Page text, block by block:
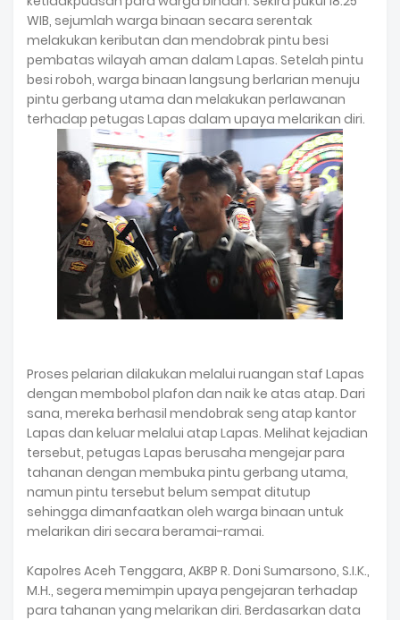
WIB, sejumlah warga binaan secara serentak
melakukan keributan dan mendobrak pintu besi
pembatas wilayah aman dalam Lapas. Setelah pintu
besi roboh, warga binaan langsung berlarian menuju
pintu gerbang utama dan melakukan perlawanan
terhadap petugas Lapas dalam upaya melarikan diri.
Proses pelarian dilakukan melalui ruangan staf Lapas
dengan membobol plafon dan naik ke atas atap. Dari
sana, mereka berhasil mendobrak seng atap kantor
Lapas dan keluar melalui atap Lapas. Melihat kejadian
tersebut, petugas Lapas berusaha mengejar para
tahanan dengan membuka pintu gerbang utama,
namun pintu tersebut belum sempat ditutup
sehingga dimanfaatkan oleh warga binaan untuk
melarikan diri secara beramai-ramai.
Kapolres Aceh Tenggara, AKBP R. Doni Sumarsono, S.I.K.,
M.H., segera memimpin upaya pengejaran terhadap
para tahanan yang melarikan diri. Berdasarkan data